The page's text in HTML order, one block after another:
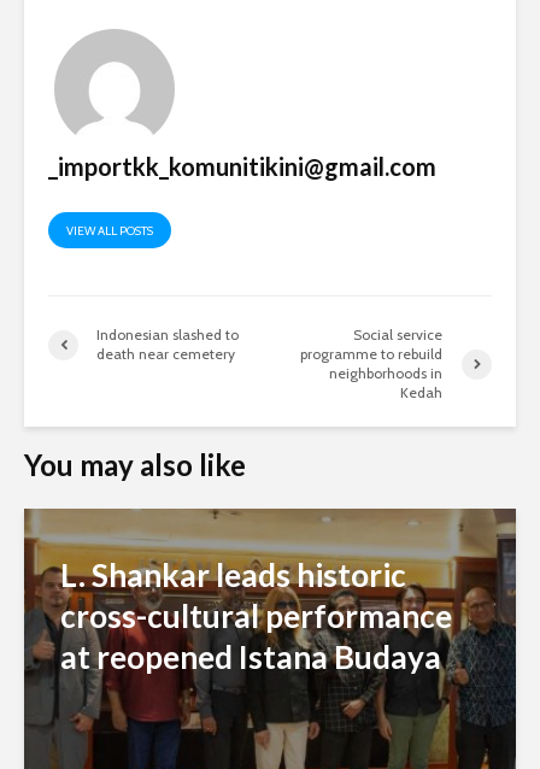
_importkk_komunitikini@gmail.com
VIEW ALL POSTS
Indonesian slashed to
death near cemetery
Social service
programme to rebuild
neighborhoods in
Kedah
You may also like
L. Shankar leads historic
cross-cultural performance
at reopened Istana Budaya